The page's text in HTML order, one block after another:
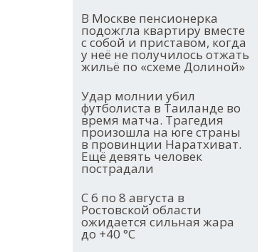
В Москве пенсионерка
подожгла квартиру вместе
с собой и приставом, когда
у неё не получилось отжать
жильё по «схеме Долиной»
Удар молнии убил
футболиста в Таиланде во
время матча. Трагедия
произошла на юге страны
в провинции Наратхиват.
Ещё девять человек
пострадали
С 6 по 8 августа в
Ростовской области
ожидается сильная жара
до +40 °С